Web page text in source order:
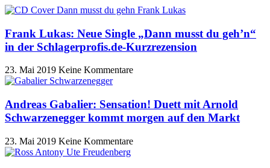
Frank Lukas: Neue Single „Dann musst du geh’n“
in der Schlagerprofis.de-Kurzrezension
23. Mai 2019 Keine Kommentare
Andreas Gabalier: Sensation! Duett mit Arnold
Schwarzenegger kommt morgen auf den Markt
23. Mai 2019 Keine Kommentare